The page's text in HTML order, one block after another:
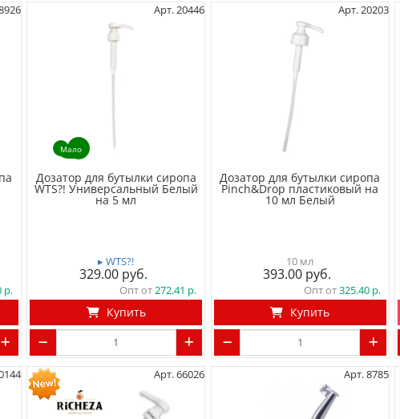
Арт. 20446
Мало
Дозатор для бутылки сиропа
WTS?! Универсальный Белый
на 5 мл
▸ WTS?!
329.00
Опт от272.41
Купить
Арт. 20203
Дозатор для бутылки сиропа
Pinch&Drop пластиковый на
10 мл Белый
10 мл
393.00
Опт от325.40
Купить
Арт. 66026 Арт. 8785